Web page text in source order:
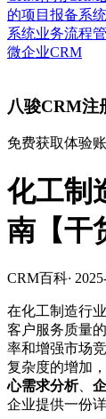
的项目报备系统
系统业务流程
微企业CRM
八骏CRM注
免费获取体验
化工制
南【干
CRM百科·
在化工制造行
客户服务质量
率和增强市场
复杂度的增加
心需求分析、
企业提供一份